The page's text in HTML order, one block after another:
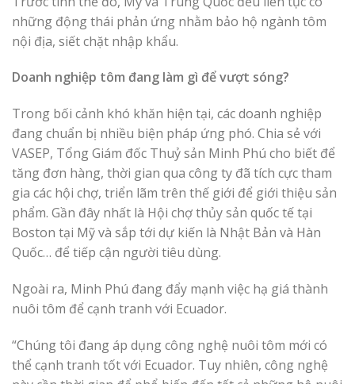
những động thái phản ứng nhằm bảo hộ ngành tôm
nội địa, siết chặt nhập khẩu.
Doanh nghiệp tôm đang làm gì để vượt sóng?
Trong bối cảnh khó khăn hiện tại, các doanh nghiệp
đang chuẩn bị nhiều biện pháp ứng phó. Chia sẻ với
VASEP, Tổng Giám đốc Thuỷ sản Minh Phú cho biết để
tăng đơn hàng, thời gian qua công ty đã tích cực tham
gia các hội chợ, triển lãm trên thế giới để giới thiệu sản
phẩm. Gần đây nhất là Hội chợ thủy sản quốc tế tại
Boston tại Mỹ và sắp tới dự kiến là Nhật Bản và Hàn
Quốc… để tiếp cận người tiêu dùng.
Ngoài ra, Minh Phú đang đẩy mạnh việc hạ giá thành
nuôi tôm để cạnh tranh với Ecuador.
“Chúng tôi đang áp dụng công nghệ nuôi tôm mới có
thể cạnh tranh tốt với Ecuador. Tuy nhiên, công nghệ